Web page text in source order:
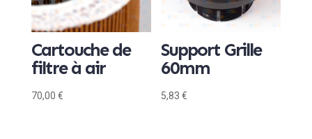
Cartouche de
filtre à air
70,00 €
Support Grille
60mm
5,83€